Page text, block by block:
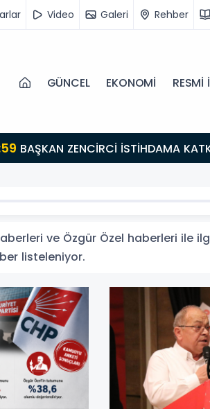
Video Galeri Rehber
GÜNCEL EKONOMİ RESMİ
BAŞKAN ZENCİRCİ İSTİHDAMA
ve Özgür Özel haberleri ile
listeleniyor.